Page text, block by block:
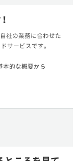
自社の業務に合わせた
サービスです。
本的な概要から